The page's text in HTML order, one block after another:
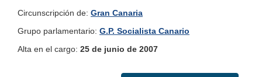
Circunscripción de: Gran Canaria
Grupo parlamentario: G.P. Socialista Canario
Alta en el cargo: 25 de junio de 2007